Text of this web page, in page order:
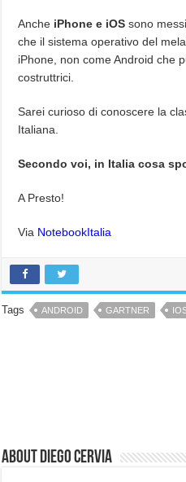
Anche iPhone e iOS sono
che il sistema operativo del
iPhone, non come Android che
costruttrici.
Sarei curioso di conoscere la
Italiana.
Secondo voi, in Italia cosa
A Presto!
Via NotebookItalia
Tags ANDROID GARTNER
About Diego Cervia